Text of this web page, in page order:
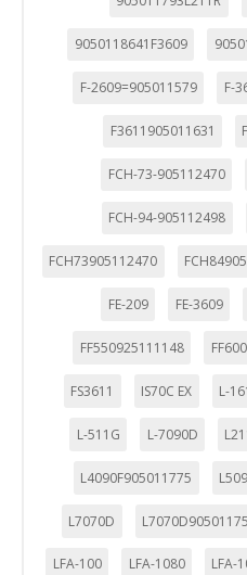
9050118641F3609
F-2609=905011579 F-
F3611905011631
FCH-73-905112470
FCH-94-905112498
FCH73905112470
FE-209 FE-3609
FF550925111148
FS3611 IS70C EX L-
L-511G L-7090D
L4090F905011775
L7070D
LFA-100 LFA-1080 LFA-
GUARDAR
Puedes volver a configurar tus
consultar nuestrapolítica de